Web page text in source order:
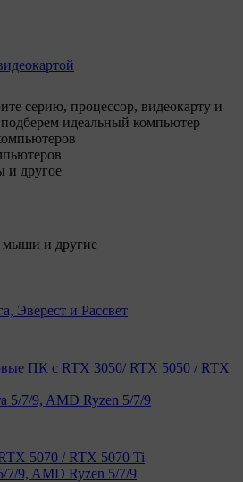
серию, процессор, видеокарту и
идеальный компьютер
и другое
мыши и другие
Эверест и Рассвет
ПК с RTX 3050/ RTX 5050 / RTX
5/7/9, AMD Ryzen 5/7/9
5070 / RTX 5070 Ti
7/9, AMD Ryzen 5/7/9